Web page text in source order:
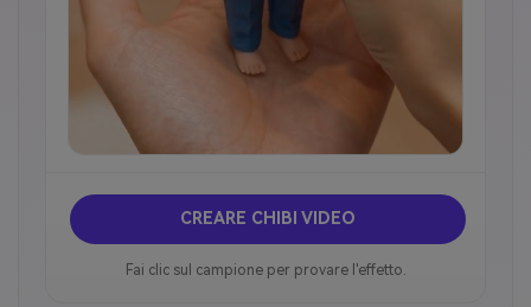
CREARE CHIBI VIDEO
Fai clic sul campione per provare l'effetto.